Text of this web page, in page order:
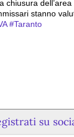
chiusura
stanno
#Taranto
su